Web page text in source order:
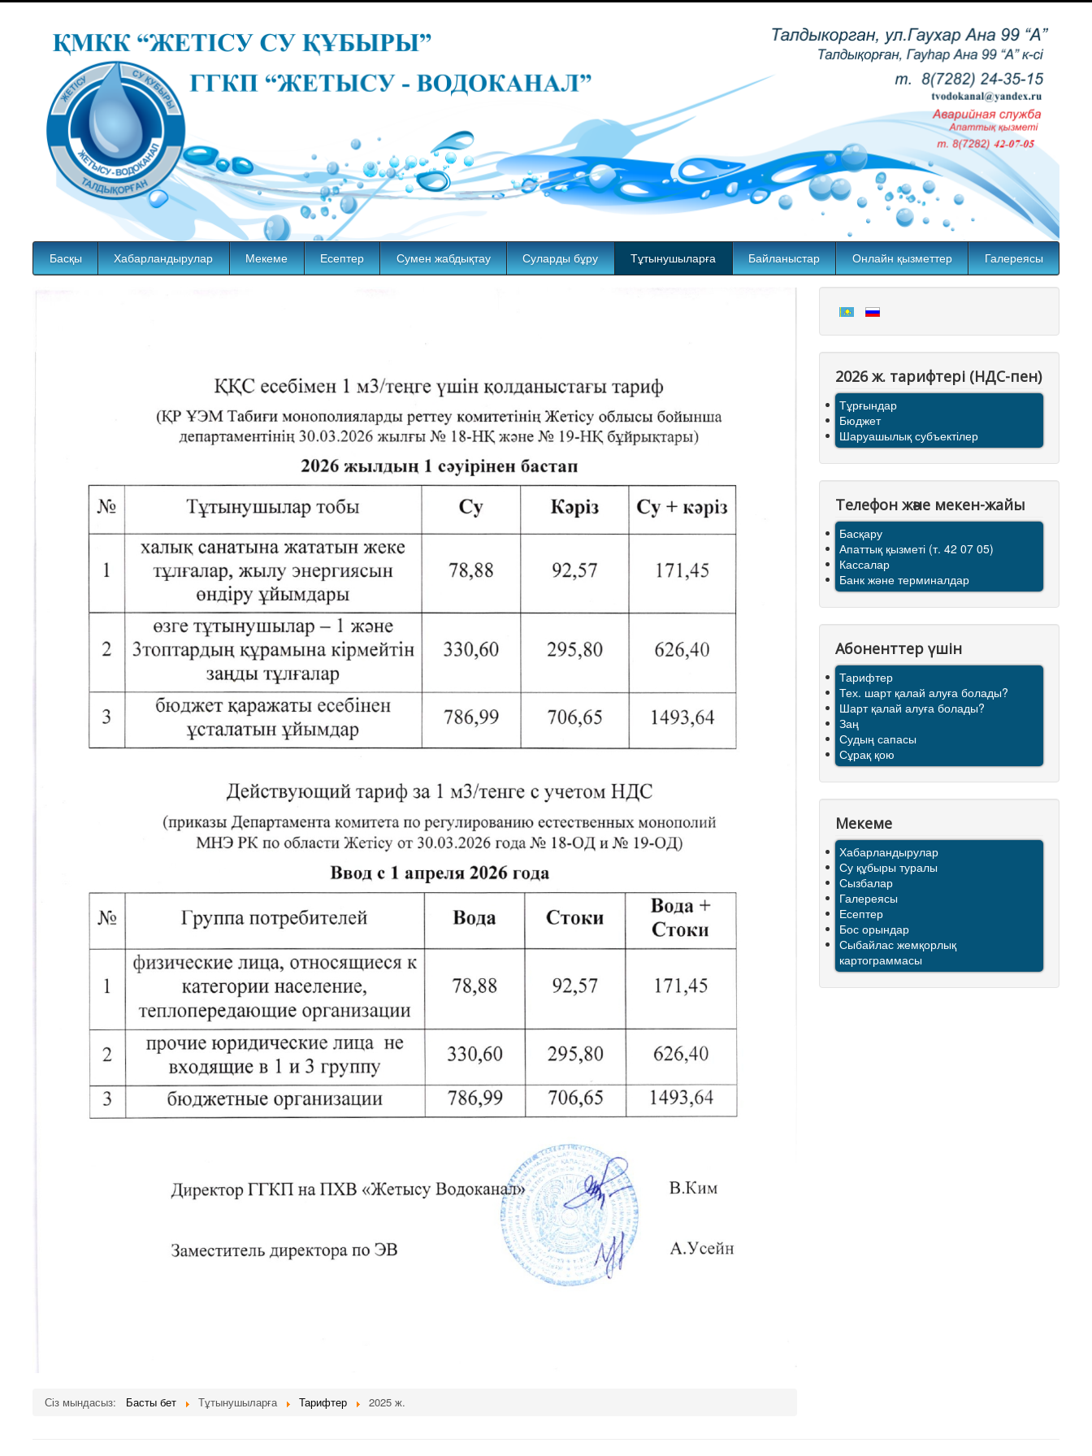
Басқы Хабарландырулар Мекеме Есептер Сумен жабдықтау Суларды бұру Тұтынушыларға Байланыстар Онлайн қызметтер Галереясы
Сіз мындасыз: Басты бет Тұтынушыларға Тарифтер 2025 ж.
2026 ж. тарифтерi (НДС-пен)
Тұрғындар
Бюджет
Шаруашылық субъектілер
Телефон және мекен-жайы
Басқару
Апаттық қызметі (т. 42 07 05)
Кассалар
Банк және терминалдар
Абоненттер үшін
Тарифтер
Тех. шарт қалай алуға болады?
Шарт қалай алуға болады?
Заң
Судың сапасы
Сұрақ қою
Мекеме
Хабарландырулар
Су құбыры туралы
Сызбалар
Галереясы
Есептер
Бос орындар
Сыбайлас жемқорлық
картограммасы